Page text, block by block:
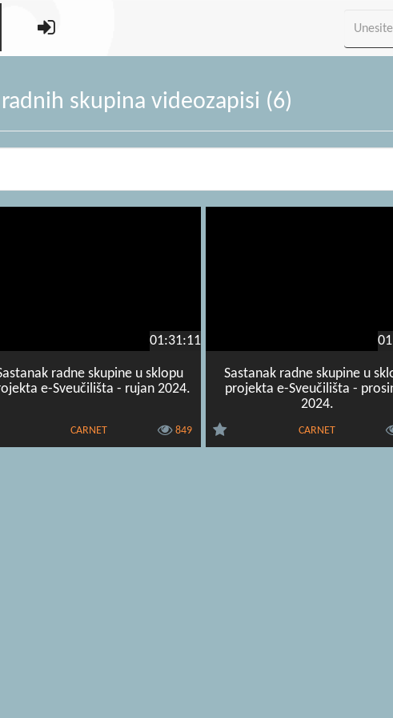
skupina videozapisi (6)
01:31:11
radne skupine u sklopu
e-Sveučilišta - rujan 2024.
CARNET 849
Sastanak radne skupine u
projekta e-Sveučilišta -
2024.
CARNET